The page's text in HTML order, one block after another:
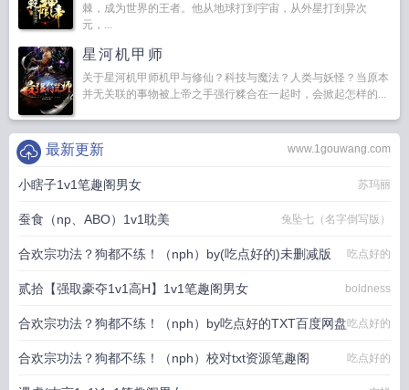
棘，成为世界的王者。他从地球打到宇宙，从外星打到异次
元，...
星河机甲师
关于星河机甲师机甲与修仙？科技与魔法？人类与妖怪？当原本
并无关联的事物被上帝之手强行糅合在一起时，会掀起怎样的...
www.1gouwang.com
最新更新
小瞎子1v1笔趣阁男女 苏玛丽
蚕食（np、ABO）1v1耽美 兔坠七（名字倒写版）
合欢宗功法？狗都不练！（nph）by(吃点好的)未删减版 吃点好的
贰拾【强取豪夺1v1高H】1v1笔趣阁男女 boldness
合欢宗功法？狗都不练！（nph）by吃点好的TXT百度网盘吃点好的
合欢宗功法？狗都不练！（nph）校对txt资源笔趣阁 吃点好的